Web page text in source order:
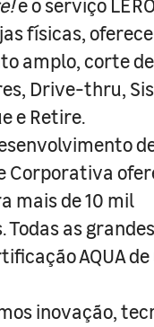
físicas, oferece
amplo, corte
Drive-thru,
e Retire.
Corporativa
mais de 10 mil
as
AQUA de
inovação,